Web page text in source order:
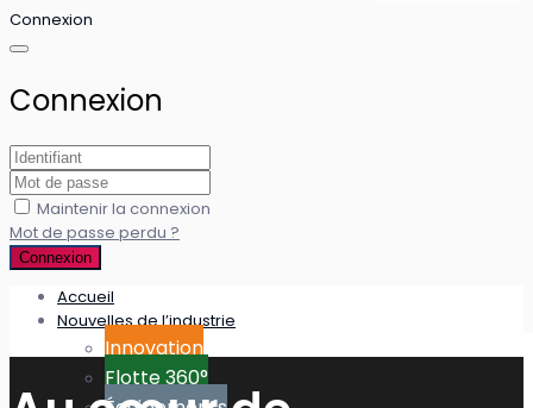
Connexion
Connexion
Maintenir la connexion
Mot de passe perdu ?
Connexion
Accueil
Nouvelles de l’industrie
Innovation
Flotte 360°